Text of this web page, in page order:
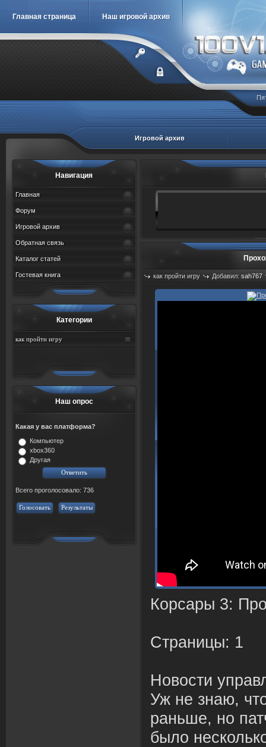
Главная страница Наш игровой архив
Игровой архив
Навигация
Главная
Форум
Игровой архив
Обратная связь
Каталог статей
Гостевая книга
Категории
как пройти игру
Наш опрос
Какая у вас платформа?
Компьютер
xbox360
Другая
Всего проголосовало: 736
Голосовать Результаты
как пройти игру Добавил: sah767
Просмотров: 1332
Корсары 3:
Страницы: 1
Новости
Уж не знаю,
раньше, но
было